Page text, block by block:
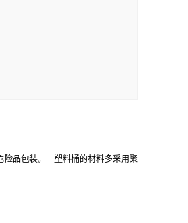
险品包装。 塑料桶的材料多采用聚